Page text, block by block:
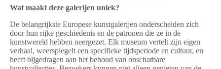
Wat maakt deze galerijen uniek?
De belangrijkste Europese kunstgalerijen onderscheiden zich
door hun rijke geschiedenis en de patronen die ze in de
kunstwereld hebben neergezet. Elk museum vertelt zijn eigen
verhaal, weerspiegelt een specifieke tijdsperiode en cultuur, en
heeft bijgedragen aan het behoud van onschatbare